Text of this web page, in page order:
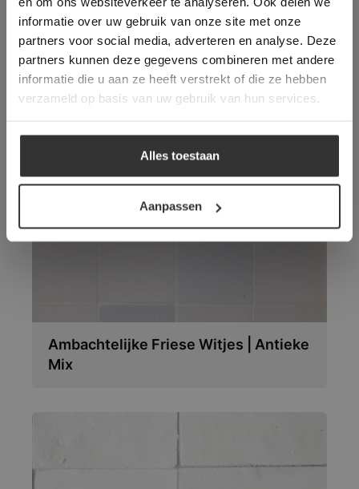
informatie over uw gebruik van onze site met onze
partners voor social media, adverteren en analyse. Deze
partners kunnen deze gegevens combineren met andere
informatie die u aan ze heeft verstrekt of die ze hebben
verzameld op basis van uw gebruik van hun services.
Alles toestaan
Aanpassen
Vloeren die wellicht ook
uw interesse hebben:
Ambachtelijke Friese Witjes | Antieke
Mix
gebruik te maken van onze website geeft u
toestemming voor alle cookies in
overeenstemming met ons cookiebeleid.Lees
verder
ALLES ACCEPTEREN
ALLES AFWIJZEN
DETAILS WEERGEVEN